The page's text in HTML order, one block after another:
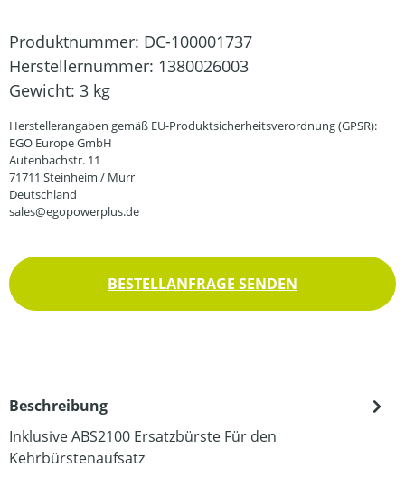
Produktnummer: DC-100001737
Herstellernummer: 1380026003
Gewicht: 3 kg
Herstellerangaben gemäß EU-Produktsicherheitsverordnung (GPSR):
EGO Europe GmbH
Autenbachstr. 11
71711 Steinheim / Murr
Deutschland
sales@egopowerplus.de
BESTELLANFRAGE SENDEN
Beschreibung
Inklusive ABS2100 Ersatzbürste Für den
Kehrbürstenaufsatz